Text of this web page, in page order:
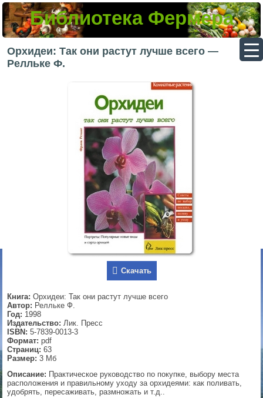
Библиотека Фермера
Орхидеи: Так они растут лучше всего —
Релльке Ф.
Скачать
Книга: Орхидеи: Так они растут лучше всего
Автор: Релльке Ф.
Год: 1998
Издательство: Лик. Пресс
ISBN: 5-7839-0013-3
Формат: pdf
Страниц: 63
Размер: 3 Мб
Описание: Практическое руководство по покупке, выбору места
расположения и правильному уходу за орхидеями: как поливать,
удобрять, пересаживать, размножать и т.д..
▼
▼